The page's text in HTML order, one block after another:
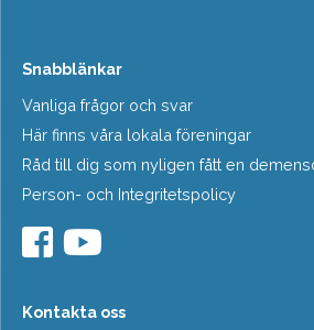
Snabblänkar
Vanliga frågor och svar
Här finns våra lokala föreningar
Råd till dig som nyligen fått en
Person- och Integritetspolicy
Kontakta oss